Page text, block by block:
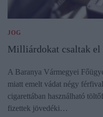
JOG
Milliárdokat csaltak
A Baranya Vármegyei
miatt emelt vádat négy
cigarettában használható
fizettek jövedéki…